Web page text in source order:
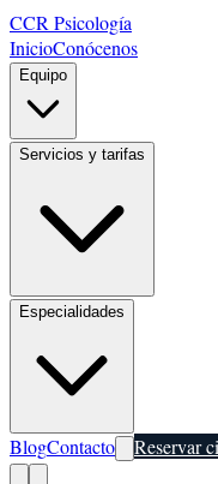
CCR Psicología
InicioConócenos
Equipo
Servicios y tarifas
Especialidades
BlogContacto Reservar